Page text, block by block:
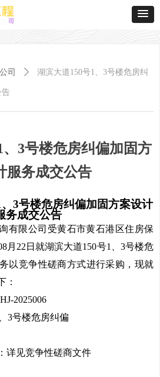
、3号楼危房纠偏加固方
服务成交公告
3号楼危房纠偏加固方案设计
务成交公告
有限公司 受黄石市黄石港区住房保
月 22 日就湖滨大道150号1、3号楼危
以竞争性磋商方式进行采购 ，现就
：
2025006
3号楼危房纠偏
详见竞争性磋商文件
司 ꄲ 湖滨大道150号1、3号楼危房纠
告